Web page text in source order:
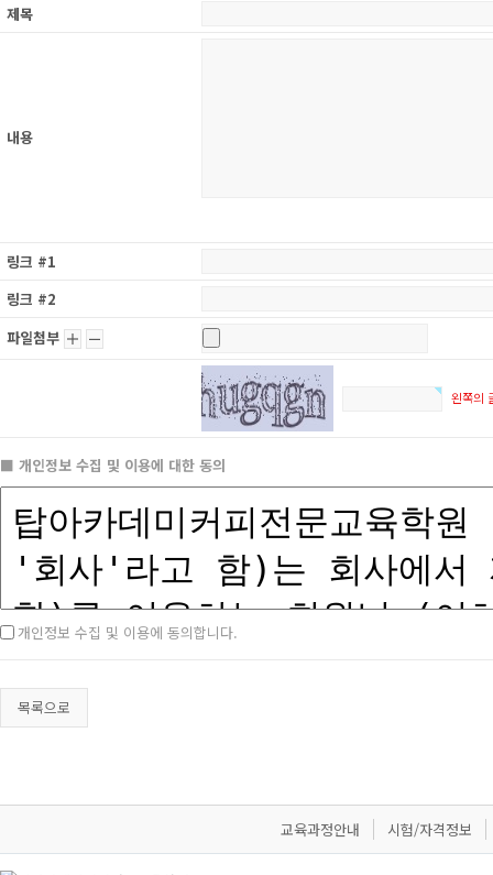
제목
내용
링크 #1
링크 #2
파일첨부 ╋ ━
왼쪽의
■ 개인정보 수집 및 이용에 대한 동의
개인정보 수집 및 이용에 동의합니다.
목록으로
교육과정안내 시험/자격정보